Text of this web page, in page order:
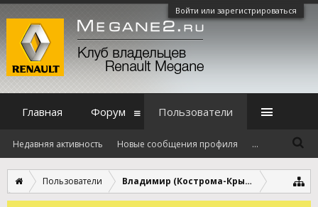
Войти или зарегистрироваться
Пользователи Владимир (Кострома-Крым)
Главная Форум Пользователи
Недавняя активность Новые сообщения профиля ...